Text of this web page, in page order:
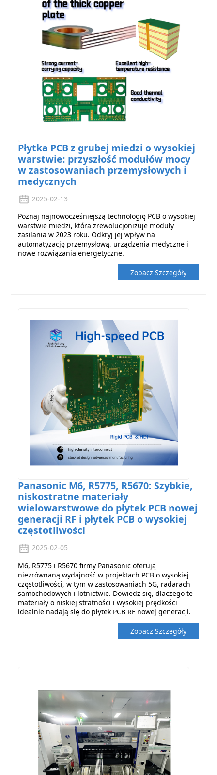
Płytka PCB z grubej miedzi o wysokiej
warstwie: przyszłość modułów mocy
w zastosowaniach przemysłowych i
medycznych
2025-02-13
Poznaj najnowocześniejszą technologię PCB o wysokiej
warstwie miedzi, która zrewolucjonizuje moduły
zasilania w 2023 roku. Odkryj jej wpływ na
automatyzację przemysłową, urządzenia medyczne i
nowe rozwiązania energetyczne.
Zobacz Szczegóły
Panasonic M6, R5775, R5670: Szybkie,
niskostratne materiały
wielowarstwowe do płytek PCB nowej
generacji RF i płytek PCB o wysokiej
częstotliwości
2025-02-05
M6, R5775 i R5670 firmy Panasonic oferują
niezrównaną wydajność w projektach PCB o wysokiej
częstotliwości, w tym w zastosowaniach 5G, radarach
samochodowych i lotnictwie. Dowiedz się, dlaczego te
materiały o niskiej stratności i wysokiej prędkości
idealnie nadają się do płytek PCB RF nowej generacji.
Zobacz Szczegóły